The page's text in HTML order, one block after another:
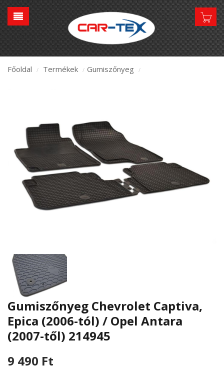
Főoldal / Termékek / Gumiszőnyeg /
Gumiszőnyeg Chevrolet Captiva,
Epica (2006-tól) / Opel Antara
(2007-től) 214945
9 490 Ft